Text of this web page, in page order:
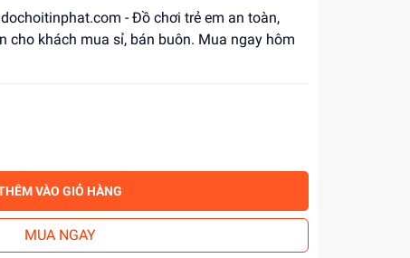
- Đồ chơi trẻ em an toàn,
cho khách mua sỉ, bán buôn. Mua ngay hôm
VÀO GIỎ HÀNG
MUA NGAY